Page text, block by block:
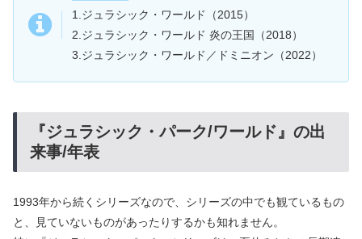
1.ジュラシック・ワールド（2015）
2.ジュラシック・ワールド 炎の王国（2018）
3.ジュラシック・ワールド／ドミニオン（2022）
『ジュラシック・パーク/ワールド』の出
来事/年表
1993年から続くシリーズなので、シリーズの中でも観ているもの
と、見ていないものがあったりするかも知れません。